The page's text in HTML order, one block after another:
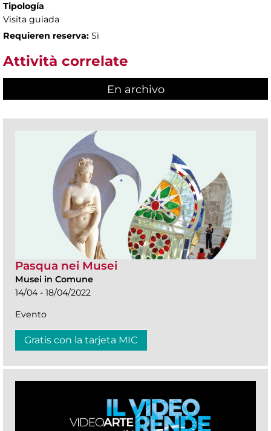
Tipología
Visita guiada
Requieren reserva: Sì
Attività correlate
En archivo
Pasqua nei Musei
Musei in Comune
14/04 - 18/04/2022
Evento
Gratis con la tarjeta MIC